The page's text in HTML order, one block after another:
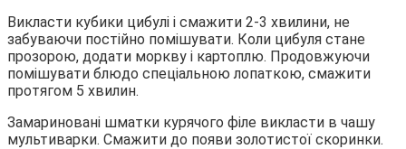
Викласти кубики цибулі і смажити 2-3 хвилини, не
забуваючи постійно помішувати. Коли цибуля стане
прозорою, додати моркву і картоплю. Продовжуючи
помішувати блюдо спеціальною лопаткою, смажити
протягом 5 хвилин.
Замариновані шматки курячого філе викласти в чашу
мультиварки. Смажити до появи золотистої скоринки.